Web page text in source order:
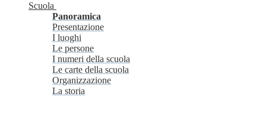
Scuola
Panoramica
Presentazione
I luoghi
Le persone
I numeri della scuola
Le carte della scuola
Organizzazione
La storia